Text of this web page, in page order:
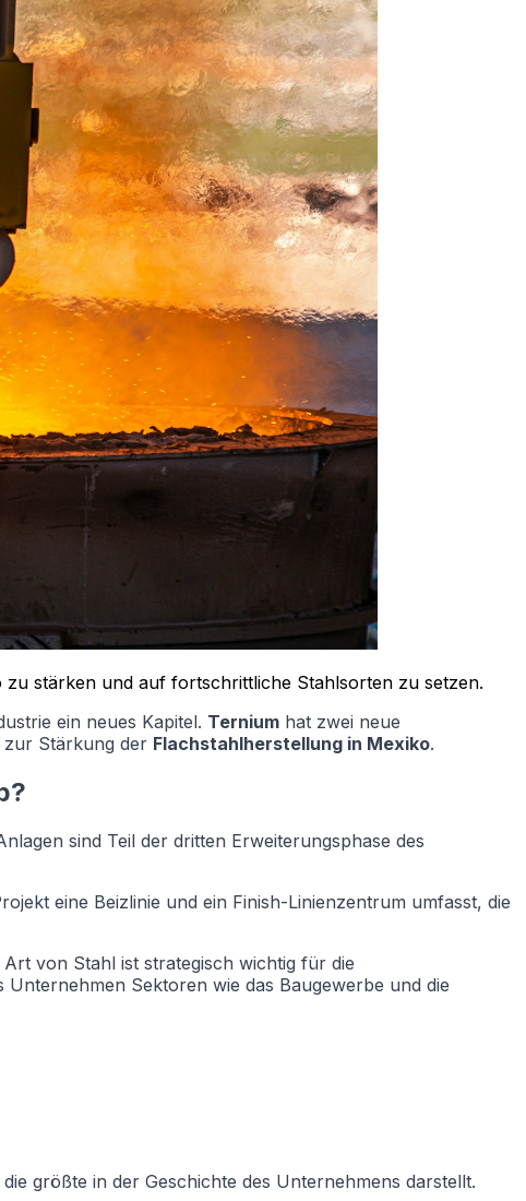
stärken und auf fortschrittliche Stahlsorten zu setzen.
ein neues Kapitel. Ternium hat zwei neue
zur Stärkung der Flachstahlherstellung in Mexiko.
sind Teil der dritten Erweiterungsphase des
eine Beizlinie und ein Finish-Linienzentrum umfasst, die
Art von Stahl ist strategisch wichtig für die
Sektoren wie das Baugewerbe und die
die größte in der Geschichte des Unternehmens darstellt.